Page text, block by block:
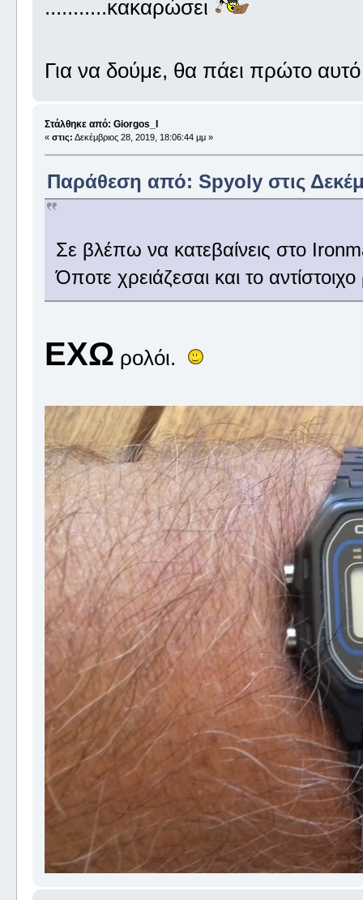
...........κακαρώσει
Για να δούμε, θα πάει πρώτο
Στάλθηκε από: Giorgos_I
« στις: Δεκέμβριος 28, 2019, 18:06:44 μμ »
Παράθεση από: Spyoly στις
Σε βλέπω να κατεβαίνεις στο
Όποτε χρειάζεσαι και το
ΕΧΩ ρολόι.